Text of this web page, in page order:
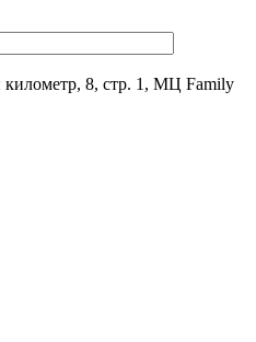
8, стр. 1, МЦ Family